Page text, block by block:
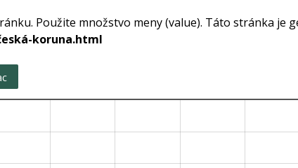
Použite množstvo meny (value). Táto stránka je
koruna.html